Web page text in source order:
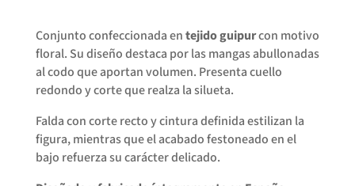
Conjunto confeccionada entejido guipurcon motivo
floral. Su diseño destaca por las mangas abullonadas
al codo que aportan volumen. Presenta cuello
redondo y corte que realza la silueta.
Falda con corte recto y cintura definida estilizan la
figura, mientras que el acabado festoneado en el
bajo refuerza su carácter delicado.